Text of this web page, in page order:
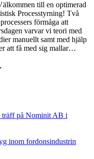
till en optimerad
Processtyrning! Två
förmåga att
varvar vi teori med
manuellt samt med hjälp
att få med sig mallar…
på Nominit AB i
inom fordonsindustrin